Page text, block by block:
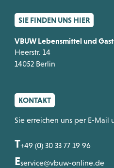
SIE FINDEN UNS HIER
VBUW Lebensmittel und
Heerstr. 14
14052 Berlin
KONTAKT
Sie erreichen uns per E-Mail
T+49 (0) 30 33 77 19 96
Eservice@vbuw-online.de